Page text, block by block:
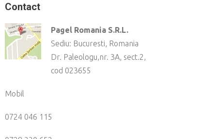
Contact
Pagel Romania S.R.L.
Sediu: Bucuresti, Romania
Dr. Paleologu,nr. 3A, sect.2,
cod 023655
Mobil
0724 046 115